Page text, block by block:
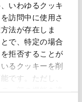
いわゆるクッキ
訪問中に使用さ
法が存在しま
で、特定の場合
拒否することが
るクッキーを削
です。ただし、
像【日本語版】
ープが展開する5つの事業領域...